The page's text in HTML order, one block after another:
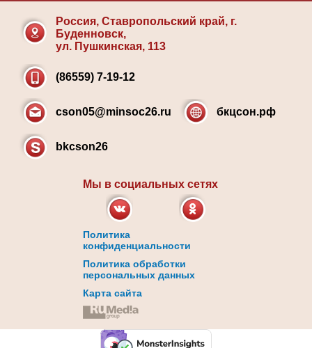
Россия, Ставропольский край, г.
Буденновск,
ул. Пушкинская, 113
(86559) 7-19-12
cson05@minsoc26.ru бкцсон.рф
bkcson26
Мы в социальных сетях
Политика
конфиденциальности
Политика обработки
персональных данных
Карта сайта